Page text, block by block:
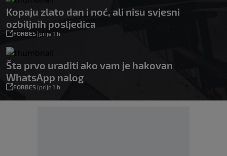
Kopaju zlato dan i noć, ali nisu svjesni
ozbiljnih posljedica
FORBES| prije 1 h
Šta prvo uraditi ako vam je hakovan
WhatsApp nalog
FORBES| prije 1 h